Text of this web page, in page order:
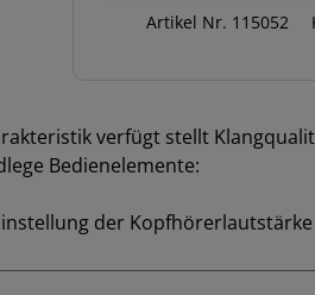
Artikel Nr. 115052
verfügt stellt
Bedienelemente:
der Kopfhörerlautstärke